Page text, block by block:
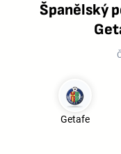
Španělský
Getafe